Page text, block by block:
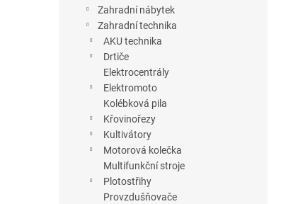
Zahradní nábytek
Zahradní technika
AKU technika
Drtiče
Elektrocentrály
Elektromoto
Kolébková pila
Křovinořezy
Kultivátory
Motorová kolečka
Multifunkční stroje
Plotostřihy
Provzdušňovače